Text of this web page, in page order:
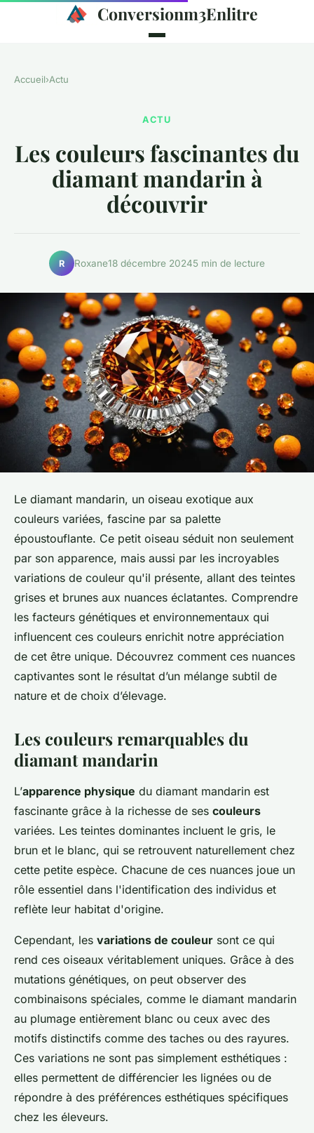
Conversionm3Enlitre
Accueil›Actu
ACTU
Les couleurs fascinantes du
diamant mandarin à
découvrir
R Roxane18 décembre 20245 min de lecture
Le diamant mandarin, un oiseau exotique aux
couleurs variées, fascine par sa palette
époustouflante. Ce petit oiseau séduit non seulement
par son apparence, mais aussi par les incroyables
variations de couleur qu'il présente, allant des teintes
grises et brunes aux nuances éclatantes. Comprendre
les facteurs génétiques et environnementaux qui
influencent ces couleurs enrichit notre appréciation
de cet être unique. Découvrez comment ces nuances
captivantes sont le résultat d’un mélange subtil de
nature et de choix d’élevage.
Les couleurs remarquables du
diamant mandarin
L’apparence physique du diamant mandarin est
fascinante grâce à la richesse de ses couleurs
variées. Les teintes dominantes incluent le gris, le
brun et le blanc, qui se retrouvent naturellement chez
cette petite espèce. Chacune de ces nuances joue un
rôle essentiel dans l'identification des individus et
reflète leur habitat d'origine.
Cependant, les variations de couleur sont ce qui
rend ces oiseaux véritablement uniques. Grâce à des
mutations génétiques, on peut observer des
combinaisons spéciales, comme le diamant mandarin
au plumage entièrement blanc ou ceux avec des
motifs distinctifs comme des taches ou des rayures.
Ces variations ne sont pas simplement esthétiques :
elles permettent de différencier les lignées ou de
répondre à des préférences esthétiques spécifiques
chez les éleveurs.